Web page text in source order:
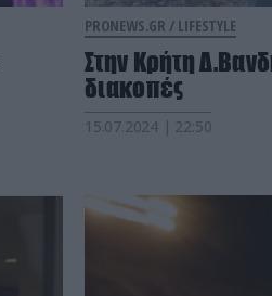
PRONEWS.GR / LIFESTYLE
Στην Κρήτη
διακοπές
15.07.2024 | 22:50